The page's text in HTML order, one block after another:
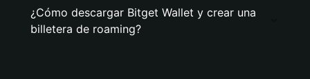
¿Cómo descargar Bitget Wallet y crear una
billetera de roaming?